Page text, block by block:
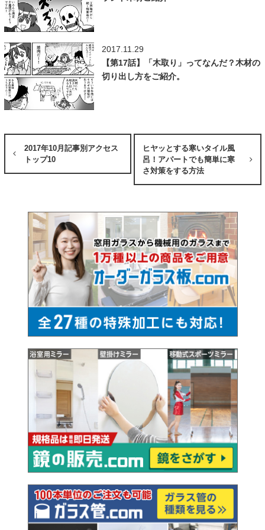
2017.11.29
【第17話】「木取り」ってなんだ？木材の
切り出し方をご紹介。
2017年10月記事別アクセス
トップ10
ヒヤッとする寒いタイル風
呂！アパートでも簡単に寒
さ対策をする方法